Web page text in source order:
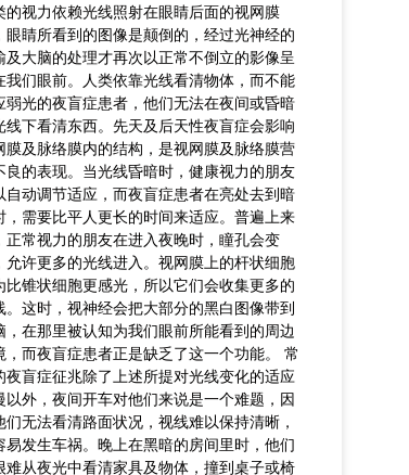
的视力依赖光线照射在眼睛后面的视网膜
眼睛所看到的图像是颠倒的，经过光神经的
及大脑的处理才再次以正常不倒立的影像呈
我们眼前。人类依靠光线看清物体，而不能
弱光的夜盲症患者，他们无法在夜间或昏暗
线下看清东西。先天及后天性夜盲症会影响
膜及脉络膜内的结构，是视网膜及脉络膜营
良的表现。当光线昏暗时，健康视力的朋友
自动调节适应，而夜盲症患者在亮处去到暗
，需要比平人更长的时间来适应。普遍上来
正常视力的朋友在进入夜晚时，瞳孔会变
允许更多的光线进入。视网膜上的杆状细胞
比锥状细胞更感光，所以它们会收集更多的
。这时，视神经会把大部分的黑白图像带到
，在那里被认知为我们眼前所能看到的周边
，而夜盲症患者正是缺乏了这一个功能。 常
夜盲症征兆除了上述所提对光线变化的适应
以外，夜间开车对他们来说是一个难题，因
们无法看清路面状况，视线难以保持清晰，
易发生车祸。晚上在黑暗的房间里时，他们
难从夜光中看清家具及物体，撞到桌子或椅